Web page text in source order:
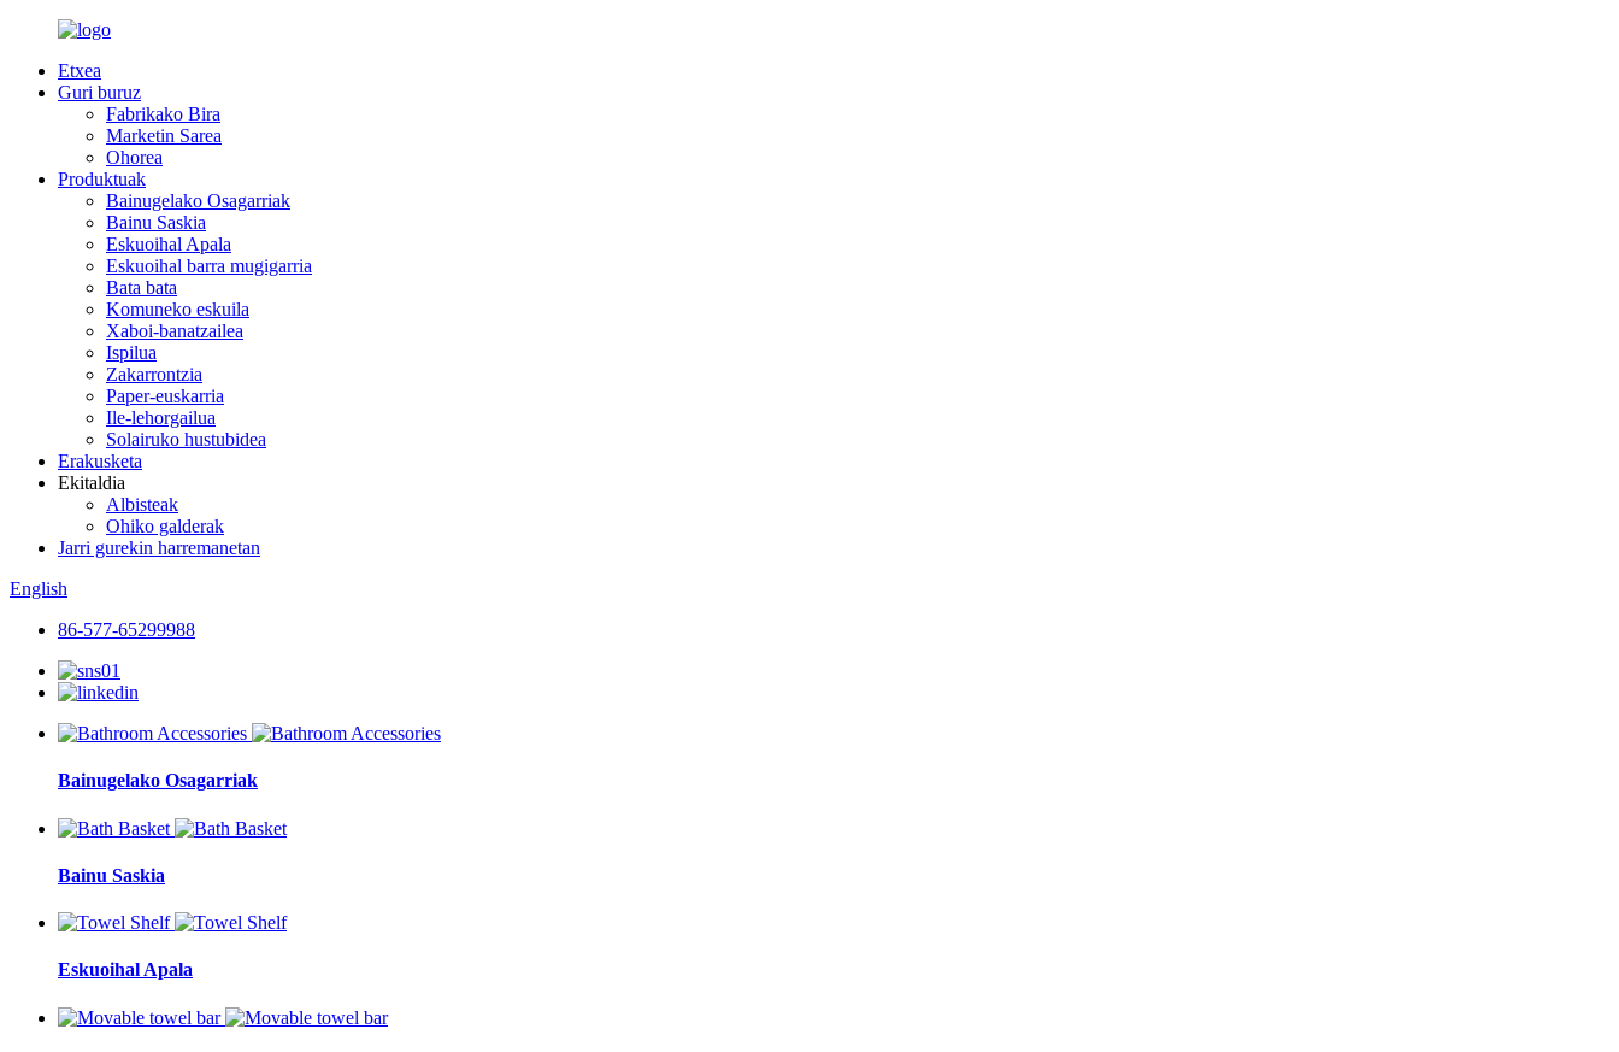
Etxea
Guri buruz
Fabrikako Bira
Marketin Sarea
Ohorea
Produktuak
Bainugelako Osagarriak
Bainu Saskia
Eskuoihal Apala
Eskuoihal barra mugigarria
Bata bata
Komuneko eskuila
Xaboi-banatzailea
Ispilua
Zakarrontzia
Paper-euskarria
Ile-lehorgailua
Solairuko hustubidea
Erakusketa
Ekitaldia
Albisteak
Ohiko galderak
Jarri gurekin harremanetan
English
86-577-65299988
Bainugelako Osagarriak
Bainu Saskia
Eskuoihal Apala